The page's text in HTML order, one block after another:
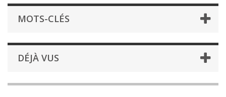
MOTS-CLÉS
DÉJÀ VUS